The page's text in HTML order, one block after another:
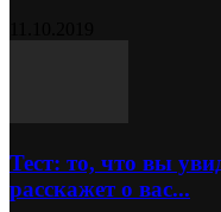
Тест: то, что вы
расскажет о вас...